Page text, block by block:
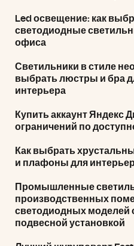
Led освещение: как
светодиодные
офиса
Светильники в стиле
выбрать люстры и бра
интерьера
Купить аккаунт Яндекс
ограничений по
Как выбрать
и плафоны для
Промышленные
производственных
светодиодных моделей
подвесной установкой